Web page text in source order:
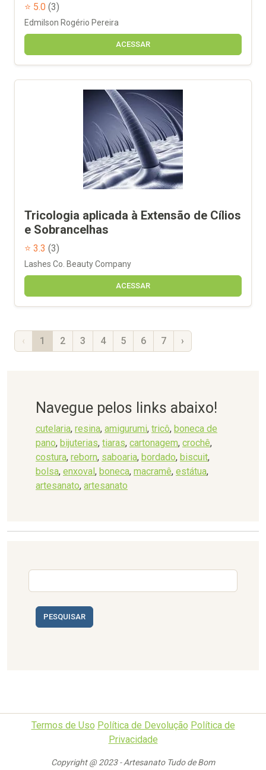
⭐ 5.0 (3)
Edmilson Rogério Pereira
ACESSAR
Tricologia aplicada à Extensão de Cílios
e Sobrancelhas
⭐ 3.3 (3)
Lashes Co. Beauty Company
ACESSAR
‹ 1 2 3 4 5 6 7 ›
Navegue pelos links abaixo!
cutelaria, resina, amigurumi, tricô, boneca de
pano, bijuterias, tiaras, cartonagem, crochê,
costura, reborn, saboaria, bordado, biscuit,
bolsa, enxoval, boneca, macramê, estátua,
artesanato, artesanato
PESQUISAR
Termos de Uso Política de Devolução Política de
Privacidade
Copyright @ 2023 - Artesanato Tudo de Bom